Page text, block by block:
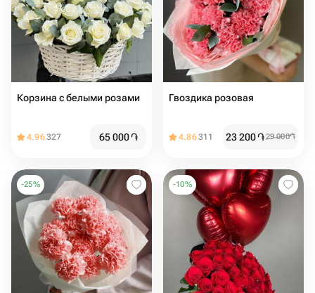
Корзина с белыми розами
4.96327 65 000֏
Гвоздика розовая
4.86311 23 200֏29 000֏
-25% -10%